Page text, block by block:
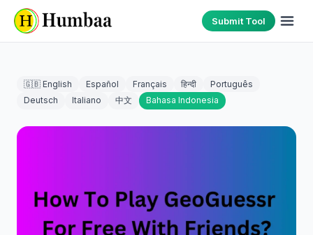
Submit Tool
🇬🇧 English Español Français हिन्दी
Português
Deutsch
Italiano 中文 Bahasa Indonesia